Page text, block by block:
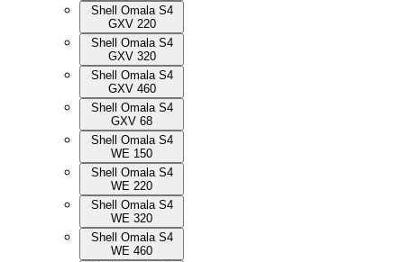
Shell Omala S4
GXV 220
Shell Omala S4
GXV 320
Shell Omala S4
GXV 460
Shell Omala S4
GXV 68
Shell Omala S4
WE 150
Shell Omala S4
WE 220
Shell Omala S4
WE 320
Shell Omala S4
WE 460